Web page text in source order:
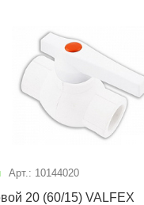
Арт.: 10144020
20 (60/15) VALFEX